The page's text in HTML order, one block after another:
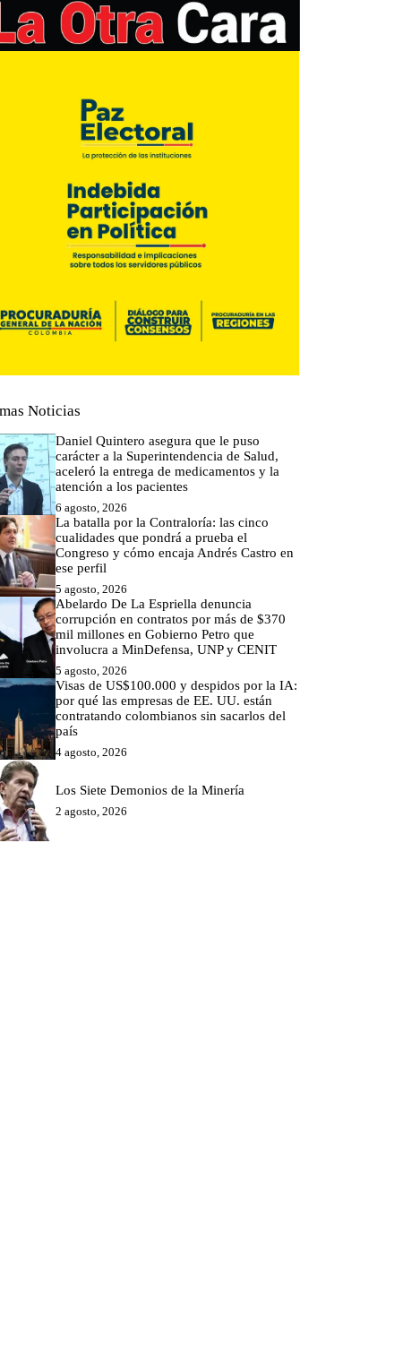
Noticias
Daniel Quintero asegura que le puso
carácter a la Superintendencia de Salud,
aceleró la entrega de medicamentos y la
atención a los pacientes
6 agosto, 2026
La batalla por la Contraloría: las cinco
cualidades que pondrá a prueba el
Congreso y cómo encaja Andrés Castro en
ese perfil
5 agosto, 2026
Abelardo De La Espriella denuncia
corrupción en contratos por más de $370
mil millones en Gobierno Petro que
involucra a MinDefensa, UNP y CENIT
5 agosto, 2026
Visas de US$100.000 y despidos por la IA:
por qué las empresas de EE. UU. están
contratando colombianos sin sacarlos del
país
4 agosto, 2026
Los Siete Demonios de la Minería
2 agosto, 2026